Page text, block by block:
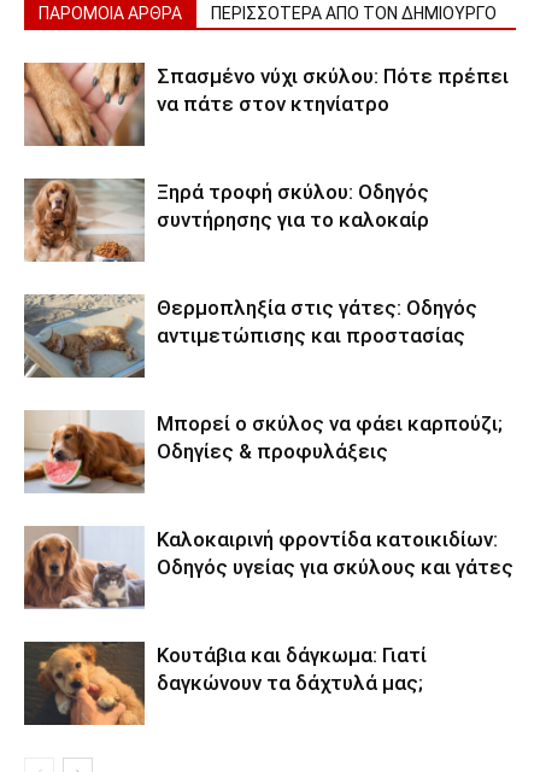
ΠΑΡΟΜΟΙΑ ΑΡΘΡΑ ΠΕΡΙΣΣΟΤΕΡΑ ΑΠΟ ΤΟΝ ΔΗΜΙΟΥΡΓΟ
Σπασμένο νύχι σκύλου: Πότε πρέπει
να πάτε στον κτηνίατρο
Ξηρά τροφή σκύλου: Οδηγός
συντήρησης για το καλοκαίρ
Θερμοπληξία στις γάτες: Οδηγός
αντιμετώπισης και προστασίας
Μπορεί ο σκύλος να φάει καρπούζι;
Οδηγίες & προφυλάξεις
Καλοκαιρινή φροντίδα κατοικιδίων:
Οδηγός υγείας για σκύλους και γάτες
Κουτάβια και δάγκωμα: Γιατί
δαγκώνουν τα δάχτυλά μας;